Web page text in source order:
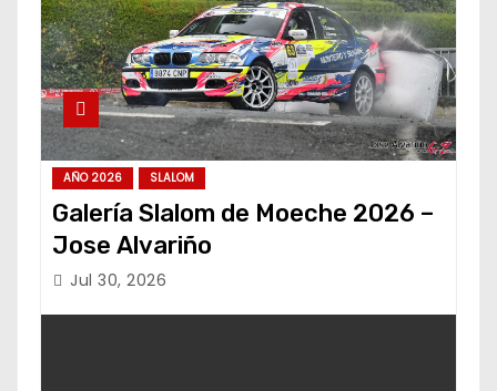
AÑO 2026 SLALOM
Galería Slalom de Moeche 2026 –
Jose Alvariño
Jul 30, 2026